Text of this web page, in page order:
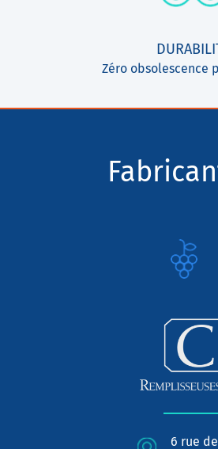
Zéro obsolescence
6 rue